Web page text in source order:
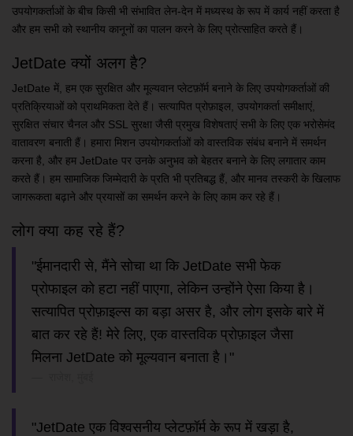
उपयोगकर्ताओं के बीच किसी भी संभावित लेन-देन में मध्यस्थ के रूप में कार्य नहीं करता है
और हम सभी को स्थानीय कानूनों का पालन करने के लिए प्रोत्साहित करते हैं।
JetDate क्यों अलग है?
JetDate में, हम एक सुरक्षित और मूल्यवान प्लेटफ़ॉर्म बनाने के लिए उपयोगकर्ताओं की
प्रतिक्रियाओं को प्राथमिकता देते हैं। सत्यापित प्रोफ़ाइल, उपयोगकर्ता समीक्षाएं,
सुरक्षित संचार चैनल और SSL सुरक्षा जैसी प्रमुख विशेषताएं सभी के लिए एक भरोसेमंद
वातावरण बनाती हैं। हमारा मिशन उपयोगकर्ताओं को वास्तविक संबंध बनाने में समर्थन
करना है, और हम JetDate पर उनके अनुभव को बेहतर बनाने के लिए लगातार काम
करते हैं। हम सामाजिक जिम्मेदारी के प्रति भी प्रतिबद्ध हैं, और मानव तस्करी के खिलाफ
जागरूकता बढ़ाने और प्रयासों का समर्थन करने के लिए काम कर रहे हैं।
लोग क्या कह रहे हैं?
"ईमानदारी से, मैंने सोचा था कि JetDate सभी फेक
प्रोफाइल को हटा नहीं पाएगा, लेकिन उन्होंने ऐसा किया है।
सत्यापित प्रोफ़ाइल्स का बड़ा असर है, और लोग इसके बारे में
बात कर रहे हैं! मेरे लिए, एक वास्तविक प्रोफ़ाइल जैसा
मिलना JetDate को मूल्यवान बनाता है।"
"JetDate एक विश्वसनीय प्लेटफ़ॉर्म के रूप में खड़ा है,